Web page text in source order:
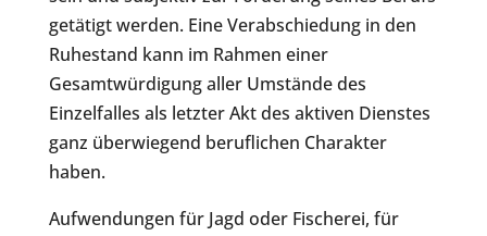
getätigt werden. Eine Verabschiedung in den
Ruhestand kann im Rahmen einer
Gesamtwürdigung aller Umstände des
Einzelfalles als letzter Akt des aktiven Dienstes
ganz überwiegend beruflichen Charakter
haben.
Aufwendungen für Jagd oder Fischerei, für